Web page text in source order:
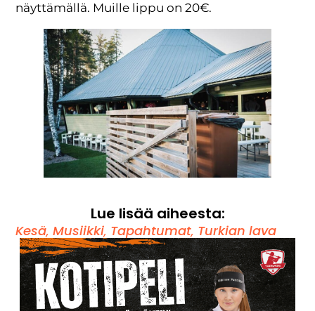
näyttämällä. Muille lippu on 20€.
Lue lisää aiheesta:
Kesä,Musiikki, Tapahtumat, Turkian lava